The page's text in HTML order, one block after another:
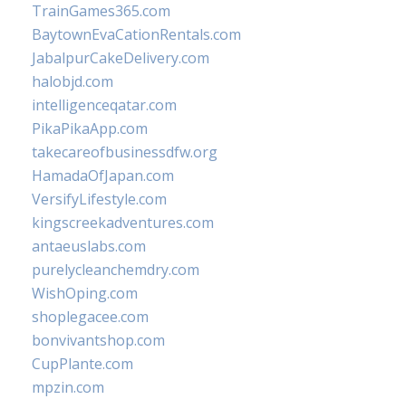
TrainGames365.com
BaytownEvaCationRentals.com
JabalpurCakeDelivery.com
halobjd.com
intelligenceqatar.com
PikaPikaApp.com
takecareofbusinessdfw.org
HamadaOfJapan.com
VersifyLifestyle.com
kingscreekadventures.com
antaeuslabs.com
purelycleanchemdry.com
WishOping.com
shoplegacee.com
bonvivantshop.com
CupPlante.com
mpzin.com